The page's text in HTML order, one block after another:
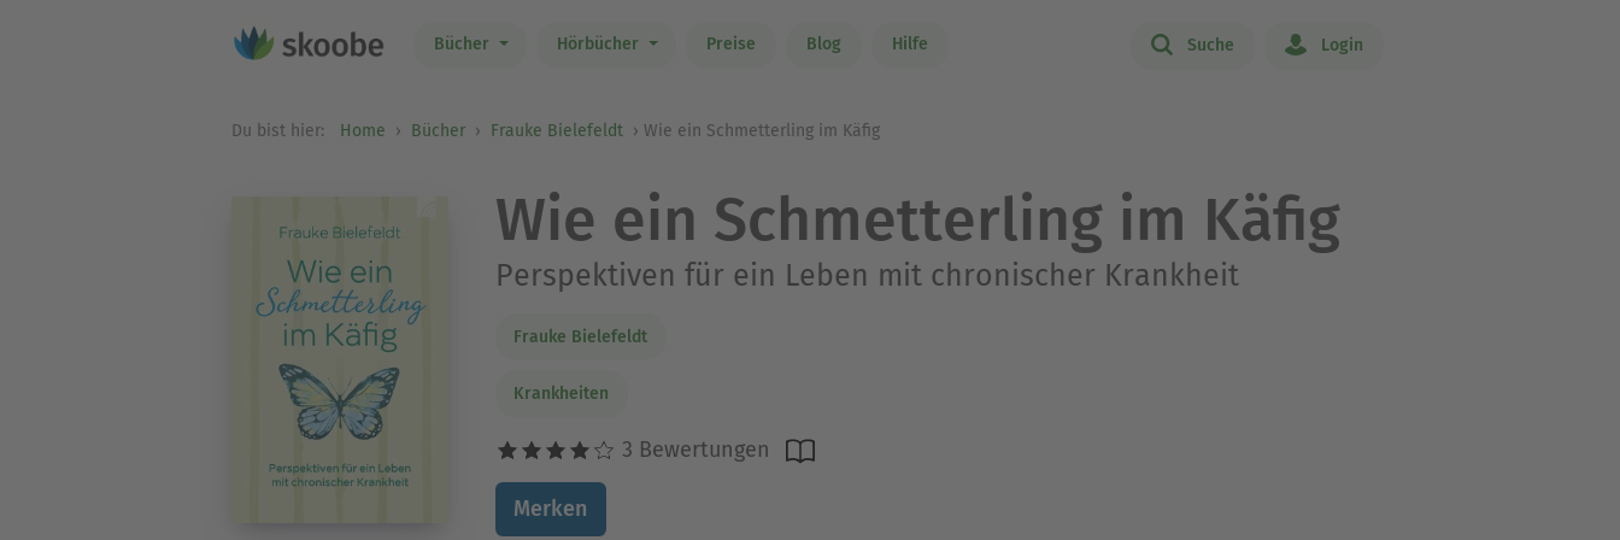
Bücher Hörbücher Preise Blog Hilfe Suche Login
Du bist hier: Home Bücher Frauke Bielefeldt Wie ein Schmetterling im Käfig
Wie ein Schmetterling im Käfig
Perspektiven für ein Leben mit chronischer Krankheit
Frauke Bielefeldt
Krankheiten
3 Bewertungen
Merken